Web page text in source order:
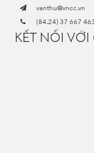
vanthu@vncc.vn
(84.24) 37 667
KẾT NỐI VỚI